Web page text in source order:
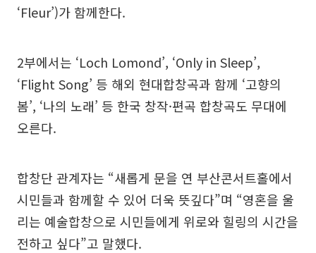
‘Fleur’)가 함께한다.
2부에서는 ‘Loch Lomond’, ‘Only in Sleep’,
‘Flight Song’ 등 해외 현대합창곡과 함께 ‘고향의
봄’, ‘나의 노래’ 등 한국 창작·편곡 합창곡도 무대에
오른다.
합창단 관계자는 “새롭게 문을 연 부산콘서트홀에서
시민들과 함께할 수 있어 더욱 뜻깊다”며 “영혼을 울
리는 예술합창으로 시민들에게 위로와 힐링의 시간을
전하고 싶다”고 말했다.